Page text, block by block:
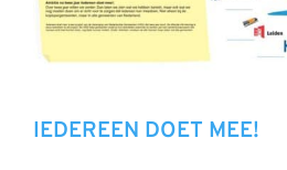
IEDEREEN DOET MEE!